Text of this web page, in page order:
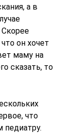
а в
он хочет
маму на
сказать, то
что
педиатру.